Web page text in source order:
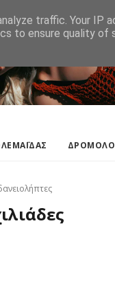
ΠΤΟΛΕΜΑΙΔΑΣ
traffic. Your IP
to ensure quality of